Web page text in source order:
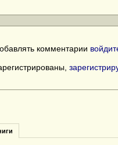
комментарии